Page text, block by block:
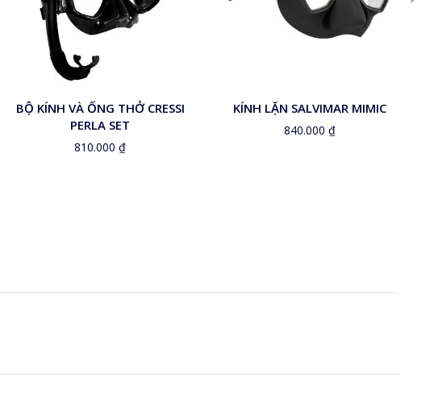
BỘ KÍNH VÀ ỐNG THỞ CRESSI
PERLA SET
810.000 ₫
KÍNH LẶN SALVIMAR MIMIC
840.000 ₫